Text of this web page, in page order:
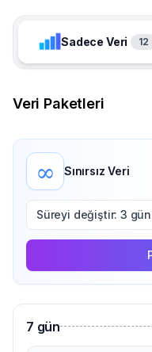
Sadece Veri 12
Veri Paketleri
∞ Sınırsız Veri
Süreyi değiştir: 3 gün
7 gün